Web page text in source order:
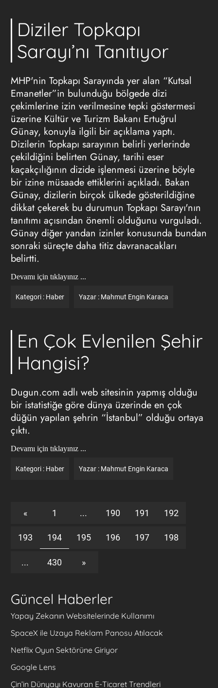
Diziler Topkapı
Sarayı’nı Tanıtıyor
MHP'nin Topkapı Sarayında yer alan “Kutsal
Emanetler”in bulunduğu bölgede dizi
çekimlerine izin verilmesine tepki göstermesi
üzerine Kültür ve Turizm Bakanı Ertuğrul
Günay, konuyla ilgili bir açıklama yaptı.
Dizilerin Topkapı sarayının belirli yerlerinde
çekildiğini belirten Günay, tarihi eser
kaçakçılığının dizide işlenmesi üzerine böyle
bir izine müsaade ettiklerini açıkladı. Bakan
Günay, dizilerin birçok ülkede gösterildiğine
dikkat çekerek bu durumun Topkapı Sarayı'nın
tanıtımı açısından önemli olduğunu vurguladı.
Günay diğer yandan izinler konusunda bundan
sonraki süreçte daha titiz davranacakları
belirtti.
Devamı için tıklayınız ...
Kategori : Haber Yazar : Mahmut Engin Karaca
En Çok Evlenilen Şehir
Hangisi?
Dugun.com adlı web sitesinin yapmış olduğu
bir istatistiğe göre dünya üzerinde en çok
düğün yapılan şehrin “İstanbul” olduğu ortaya
çıktı.
Devamı için tıklayınız ...
Kategori : Haber Yazar : Mahmut Engin Karaca
« 1 ... 190 191 192
193 194 195 196 197 198
... 430 »
Güncel Haberler
Yapay Zekanın Websitelerinde Kullanımı
SpaceX ile Uzaya Reklam Panosu Atılacak
Netflix Oyun Sektörüne Giriyor
Google Lens
Çin’in Dünyayı Kavuran E-Ticaret Trendleri